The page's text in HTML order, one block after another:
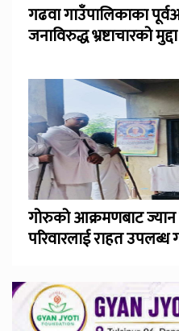
गढवा गाउँपालिकाका
जनाविरुद्ध भ्रष्टाचारको
गोरुको आक्रमणबाट
परिवारलाई राहत उपलब्ध